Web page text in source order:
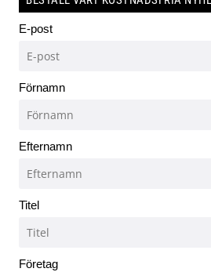
E-post
Förnamn
Efternamn
Titel
Företag